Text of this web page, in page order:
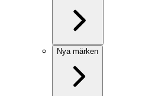
Nya märken